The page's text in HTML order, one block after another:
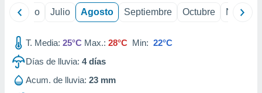
Junio Julio Agosto Septiembre Octubre
T. Media: 25°C Max.: 28°C Min: 22°C
Días de lluvia: 4días
Acum. de lluvia: 23 mm